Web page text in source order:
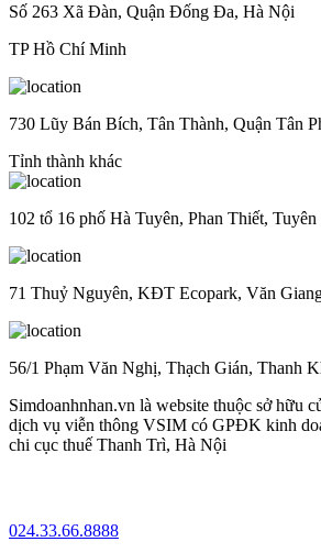
Số 263 Xã Đàn, Quận Đống Đa, Hà Nội
TP Hồ Chí Minh
730 Lũy Bán Bích, Tân Thành, Quận Tân
Tỉnh thành khác
102 tổ 16 phố Hà Tuyên, Phan Thiết, Tuyên
71 Thuỷ Nguyên, KĐT Ecopark, Văn
56/1 Phạm Văn Nghị, Thạch Gián, Thanh
Simdoanhnhan.vn là website thuộc sở hữu
dịch vụ viễn thông VSIM có GPĐK kinh
chi cục thuế Thanh Trì, Hà Nội
024.33.66.8888